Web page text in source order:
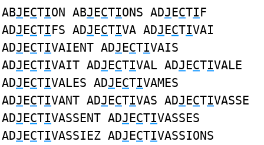
ABJECTION ABJECTIONS ADJECTIF
ADJECTIFS ADJECTIVA ADJECTIVAI
ADJECTIVAIENT ADJECTIVAIS
ADJECTIVAIT ADJECTIVAL ADJECTIVALE
ADJECTIVALES ADJECTIVAMES
ADJECTIVANT ADJECTIVAS ADJECTIVASSE
ADJECTIVASSENT ADJECTIVASSES
ADJECTIVASSIEZ ADJECTIVASSIONS